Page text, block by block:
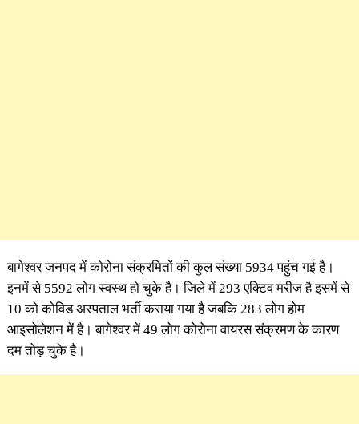
बागेश्वर जनपद में कोरोना संक्रमितों की कुल संख्या 5934 पहुंच गई है।
इनमें से 5592 लोग स्वस्थ हो चुके है। जिले में 293 ​एक्टिव मरीज है ​इसमें से
10 को कोविड अस्पताल भर्ती कराया गया है जबकि 283 लोग होम
आइसोलेशन में है। बागेश्वर में 49 लोग कोरोना वायरस संक्रमण के कारण
दम तोड़ चुके है।